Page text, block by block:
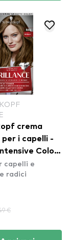
crema
i capelli -
Color
Fawn
capelli e
radici
€